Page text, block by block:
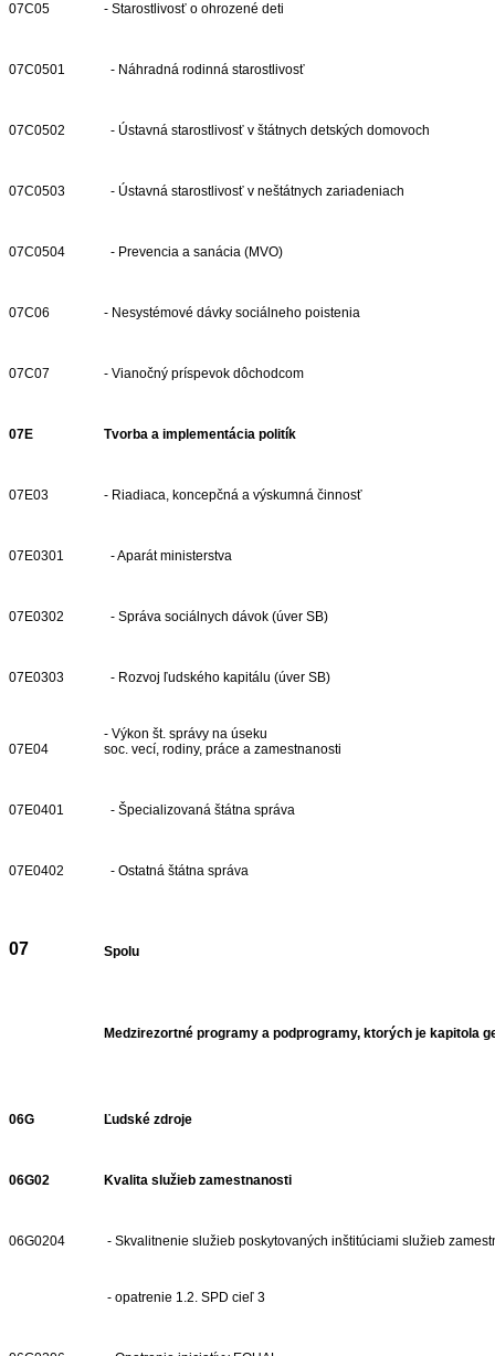
07C05 - Starostlivosť o ohrozené deti
07C0501 - Náhradná rodinná starostlivosť
07C0502 - Ústavná starostlivosť v štátnych detských domovoch
07C0503 - Ústavná starostlivosť v neštátnych zariadeniach
07C0504 - Prevencia a sanácia (MVO)
07C06 - Nesystémové dávky sociálneho poistenia
07C07 - Vianočný príspevok dôchodcom
07E Tvorba a implementácia politík
07E03 - Riadiaca, koncepčná a výskumná činnosť
07E0301 - Aparát ministerstva
07E0302 - Správa sociálnych dávok (úver SB)
07E0303 - Rozvoj ľudského kapitálu (úver SB)
07E04
- Výkon št. správy na úseku
soc. vecí, rodiny, práce a zamestnanosti
07E0401 - Špecializovaná štátna správa
07E0402 - Ostatná štátna správa
07 Spolu
Medzirezortné programy a podprogramy, ktorých je kapitola
06G Ľudské zdroje
06G02 Kvalita služieb zamestnanosti
06G0204 - Skvalitnenie služieb poskytovaných inštitúciami služieb
- opatrenie 1.2. SPD cieľ 3